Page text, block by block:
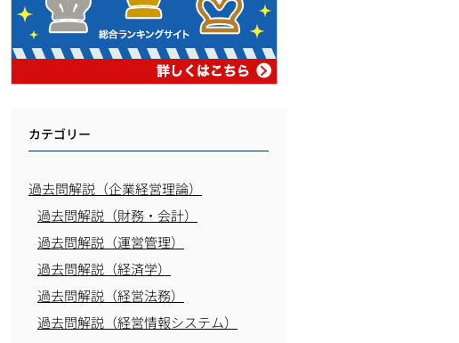
カテゴリー
過去問解説（企業経営理論）
過去問解説（財務・会計）
過去問解説（運営管理）
過去問解説（経済学）
過去問解説（経営法務）
過去問解説（経営情報システム）